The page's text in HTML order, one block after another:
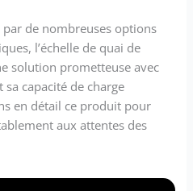
de nombreuses options
l’échelle de quai de
solution prometteuse avec
capacité de charge
en détail ce produit pour
aux attentes des